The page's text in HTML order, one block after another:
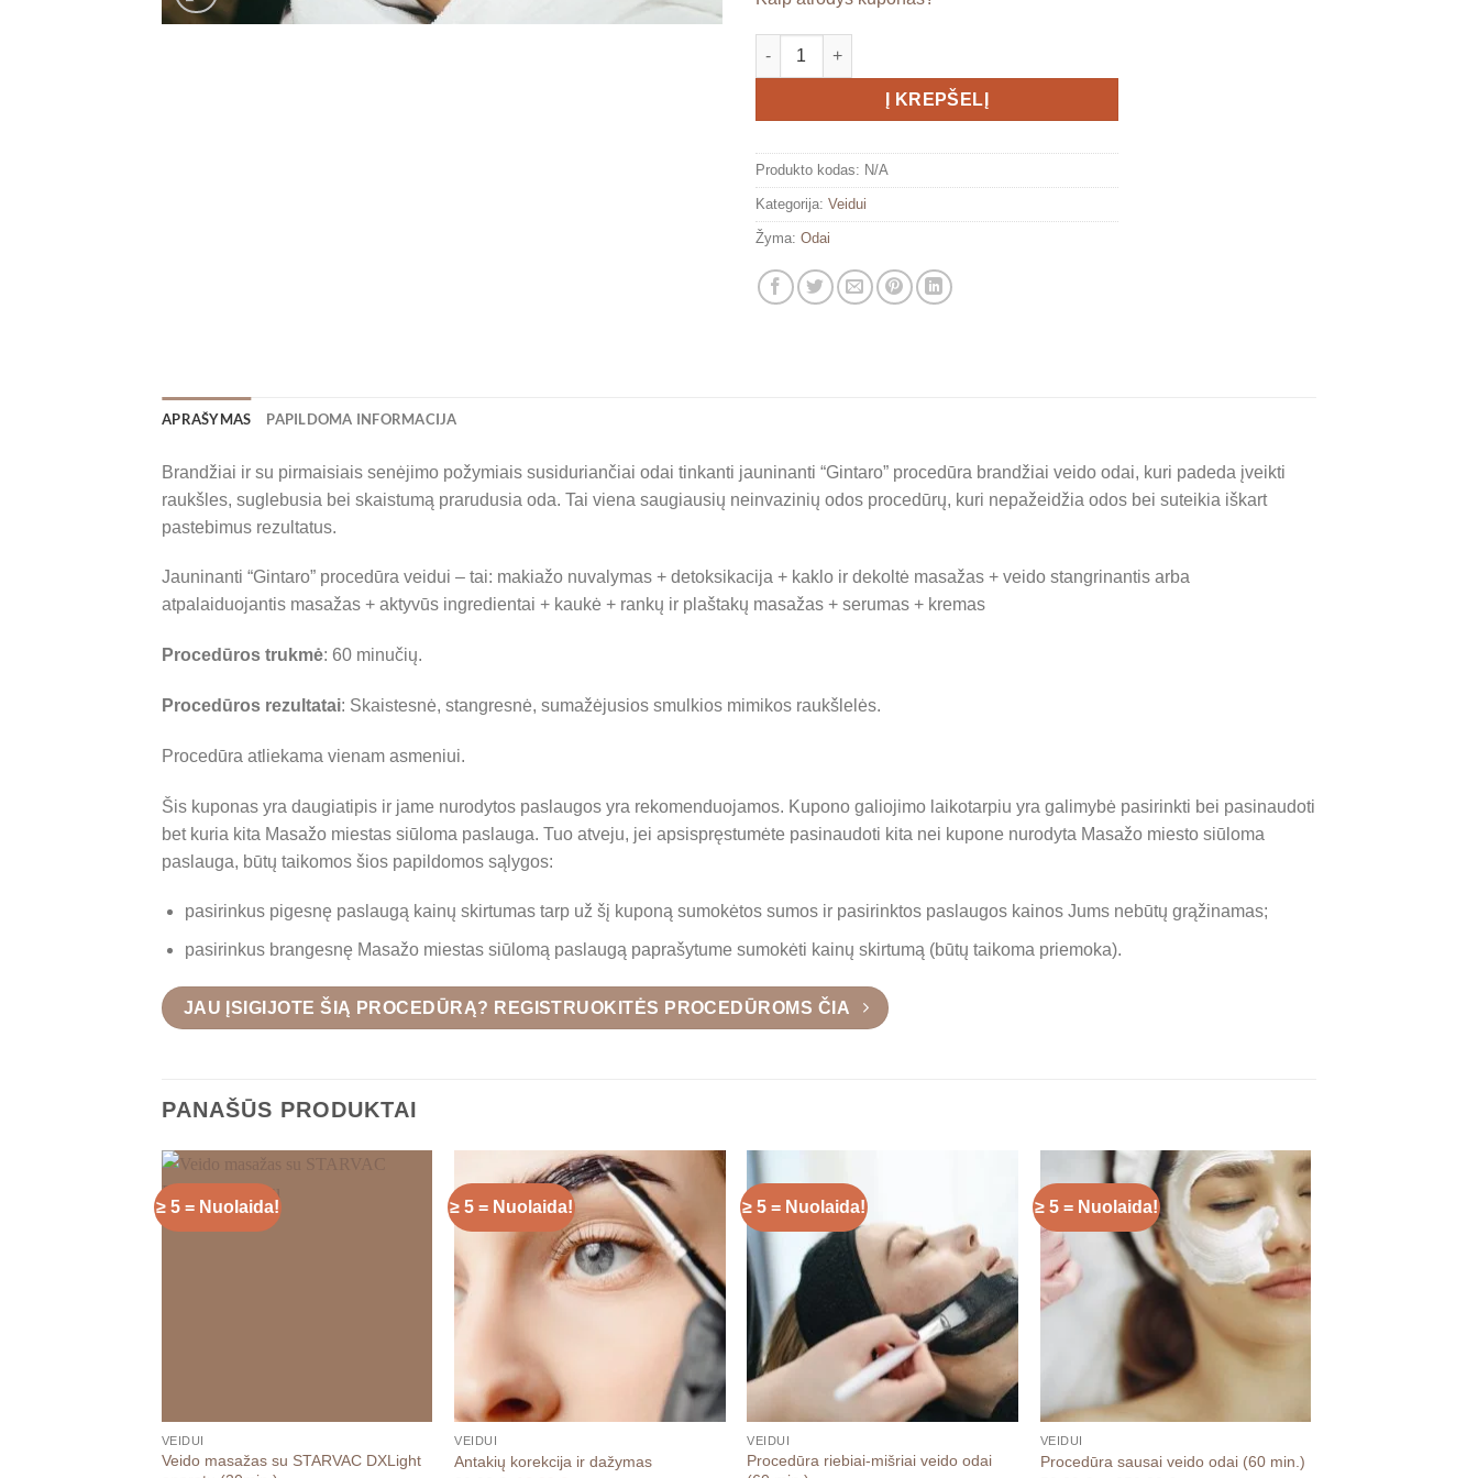
produkto kiekis: Procedūra brandžiai veido odai (60 min.)
Į KREPŠELĮ
Produkto kodas: N/A
Kategorija: Veidui
Žyma: Odai
APRAŠYMAS PAPILDOMA INFORMACIJA
Brandžiai ir su pirmaisiais senėjimo požymiais susiduriančiai odai tinkanti jauninanti “Gintaro” procedūra brandžiai veido odai, kuri padeda įveikti
raukšles, suglebusia bei skaistumą prarudusia oda. Tai viena saugiausių neinvazinių odos procedūrų, kuri nepažeidžia odos bei suteikia iškart
pastebimus rezultatus.
Jauninanti “Gintaro” procedūra veidui – tai: makiažo nuvalymas + detoksikacija + kaklo ir dekoltė masažas + veido stangrinantis arba
atpalaiduojantis masažas + aktyvūs ingredientai + kaukė + rankų ir plaštakų masažas + serumas + kremas
Procedūros trukmė: 60 minučių.
Procedūros rezultatai: Skaistesnė, stangresnė, sumažėjusios smulkios mimikos raukšlelės.
Procedūra atliekama vienam asmeniui.
Šis kuponas yra daugiatipis ir jame nurodytos paslaugos yra rekomenduojamos. Kupono galiojimo laikotarpiu yra galimybė pasirinkti bei pasinaudoti
bet kuria kita Masažo miestas siūloma paslauga. Tuo atveju, jei apsispręstumėte pasinaudoti kita nei kupone nurodyta Masažo miesto siūloma
paslauga, būtų taikomos šios papildomos sąlygos:
pasirinkus pigesnę paslaugą kainų skirtumas tarp už šį kuponą sumokėtos sumos ir pasirinktos paslaugos kainos Jums nebūtų grąžinamas;
pasirinkus brangesnę Masažo miestas siūlomą paslaugą paprašytume sumokėti kainų skirtumą (būtų taikoma priemoka).
JAU ĮSIGIJOTE ŠIĄ PROCEDŪRĄ? REGISTRUOKITĖS PROCEDŪROMS ČIA
PANAŠŪS PRODUKTAI
≥ 5 = Nuolaida!
VEIDUI
Veido masažas su STARVAC DXLight
≥ 5 = Nuolaida!
VEIDUI
Antakių korekcija ir dažymas
≥ 5 = Nuolaida!
VEIDUI
Procedūra riebiai-mišriai veido odai
≥ 5 = Nuolaida!
VEIDUI
Procedūra sausai veido odai (60 min.)